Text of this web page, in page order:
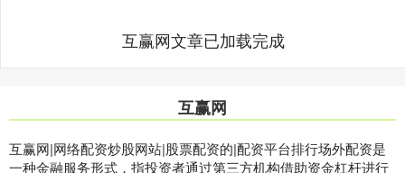
互赢网文章已加载完成
互赢网
互赢网|网络配资炒股网站|股票配资的|配资平台排行场外配资是
一种金融服务形式，指投资者通过第三方机构借助资金杠杆进行